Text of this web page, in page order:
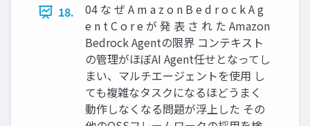
18.
04 な ぜ A m a z o n B e d r o c k A g
e n t C o r e が 発 表 さ れ た Amazon
Bedrock Agentの限界 コンテキスト
の管理がほぼAI Agent任せとなってし
まい、マルチエージェントを使用 し
ても複雑なタスクになるほどうまく
動作しなくなる問題が浮上した その